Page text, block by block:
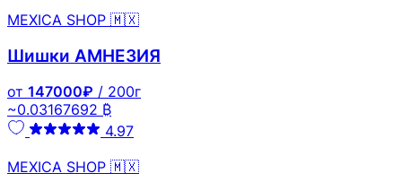
MEXICA SHOP 🇲🇽
Шишки АМНЕЗИЯ
от 147000₽ / 200г
~0.03167692 ₿
4.97
MEXICA SHOP 🇲🇽